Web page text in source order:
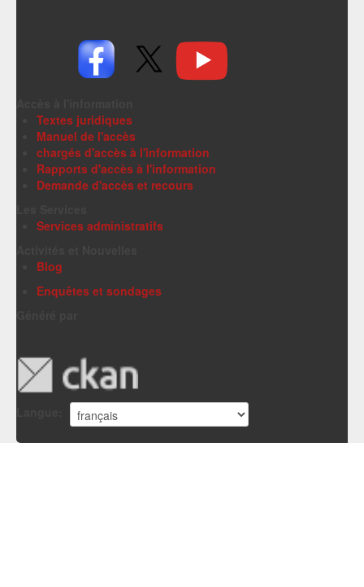
Textes juridiques
Manuel de l'accès
chargés d'accès à l'information
Rapports d'accès à l'information
Demande d'accès et recours
Services administratifs
Blog
Enquêtes et sondages